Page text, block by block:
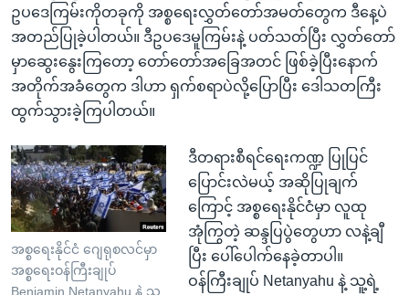
ကျော်
ရန်
ဥပဒေကြမ်းကိုတခုကို အစ္စရေးလွှတ်တော်အမတ်တွေက ဒီနေ့ပဲ
အတည်ပြုခဲ့ပါတယ်။ ဒီဥပဒေမူကြမ်းနဲ့ ပတ်သတ်ပြီး လွှတ်တော်
မှာဆွေးနွေးကြတော့ တော်တော်အခြေအတင် ဖြစ်ခဲ့ပြီးနောက်
အတိုက်အခံတွေက ဒါဟာ ရှက်စရာပဲလို့ပြောပြီး ဒေါသတကြီး
ထွက်သွားခဲ့ကြပါတယ်။
အစ္စရေးနိုင်ငံ ဂျေရုစလင်မှာ
အစ္စရေးဝန်ကြီးချုပ်
Benjamin Netanyahu နဲ့ သူ
ဒီတရားစီရင်ရေးကဏ္ဍ ပြုပြင်
ပြောင်းလဲမယ့် အဆိုပြုချက်
ကြောင့် အစ္စရေးနိုင်ငံမှာ လူထု
အုံကြွတဲ့ ဆန္ဒပြပွဲတွေဟာ လနဲ့ချီ
ပြီး ပေါ်ပေါက်နေခဲ့တာပါ။
ဝန်ကြီးချုပ် Netanyahu နဲ့ သူ့ရဲ့